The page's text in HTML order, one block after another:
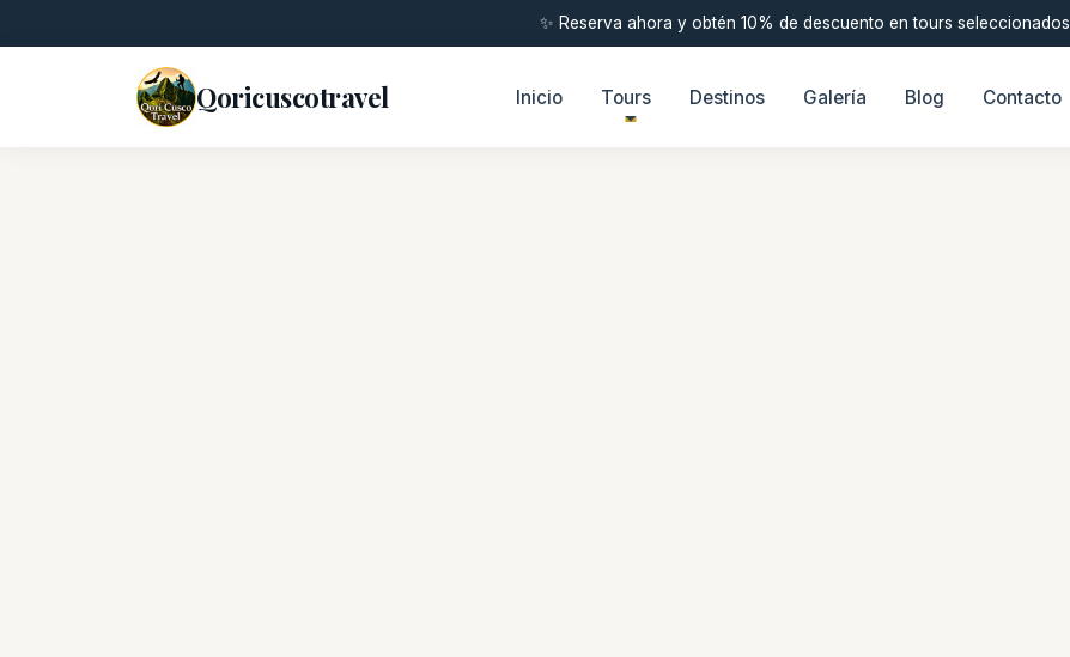
✨ Reserva ahora y obtén 10% de descuento en tours seleccionados
Qoricuscotravel Inicio Tours Destinos Galería Blog Contacto